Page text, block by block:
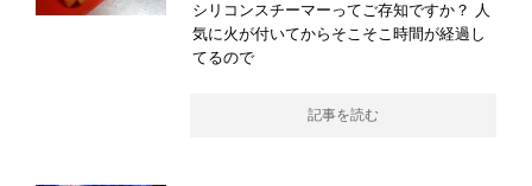
シリコンスチーマーってご存知ですか？ 人
気に火が付いてからそこそこ時間が経過し
てるので
記事を読む